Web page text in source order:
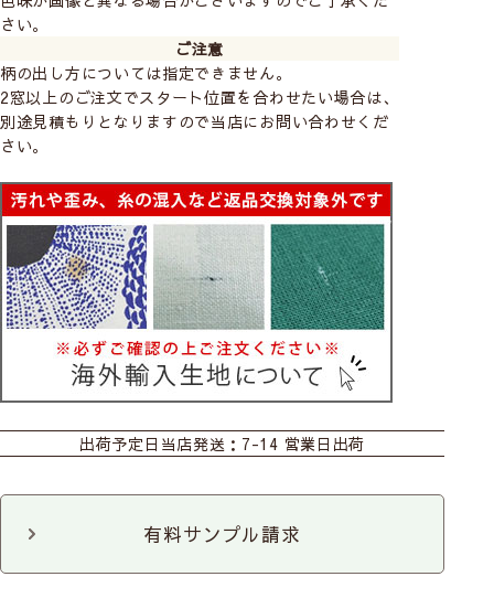
さい。
ご注意
柄の出し方については指定できません。
2窓以上のご注文でスタート位置を合わせたい場合は、
別途見積もりとなりますので当店にお問い合わせくだ
さい。
シェード幕体 ロールスクリーン カフェ
のれん マルチクロス ファブリックパネル
クッションカバー キッチンタオル
出荷予定日 当店発送：7-14 営業日出荷
有料サンプル請求